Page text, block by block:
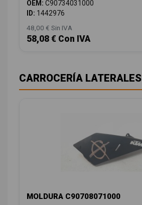
OEM: C90734031000
ID: 1442976
48,00 € Sin IVA
58,08 € Con IVA
CARROCERÍA LATERALES
MOLDURA C90708071000